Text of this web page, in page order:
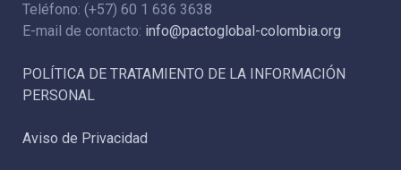
Teléfono: (+57) 60 1 636 3638
E-mail de contacto: info@pactoglobal-colombia.org
POLÍTICA DE TRATAMIENTO DE LA INFORMACIÓN
PERSONAL
Aviso de Privacidad